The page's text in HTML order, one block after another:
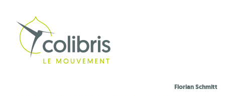
Florian Schmitt